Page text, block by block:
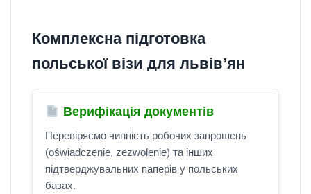
Комплексна підготовка
польської візи для львів’ян
Верифікація документів
Перевіряємо чинність робочих запрошень
(oświadczenie, zezwolenie) та інших
підтверджувальних паперів у польських
базах.